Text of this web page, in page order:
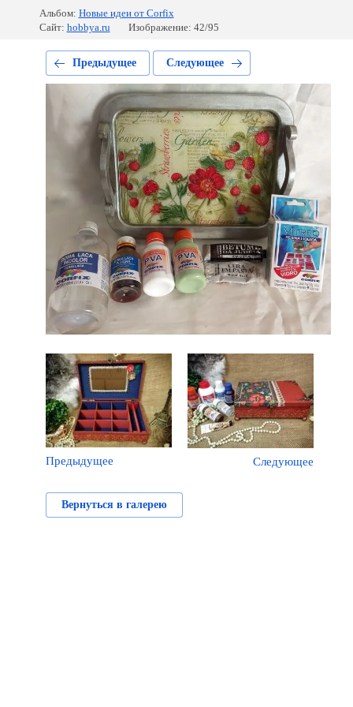
Альбом: Новые идеи от Corfix
Сайт: hobbya.ru Изображение: 42/95
Предыдущее Следующее
Предыдущее Следующее
Вернуться в галерею